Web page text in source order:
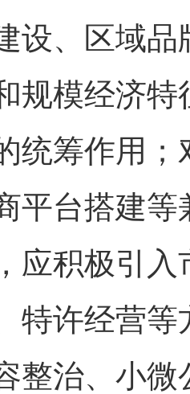
设、区域品
规模经济特
统筹作用；
平台搭建
应积极引入
特许经营等
整治、小微